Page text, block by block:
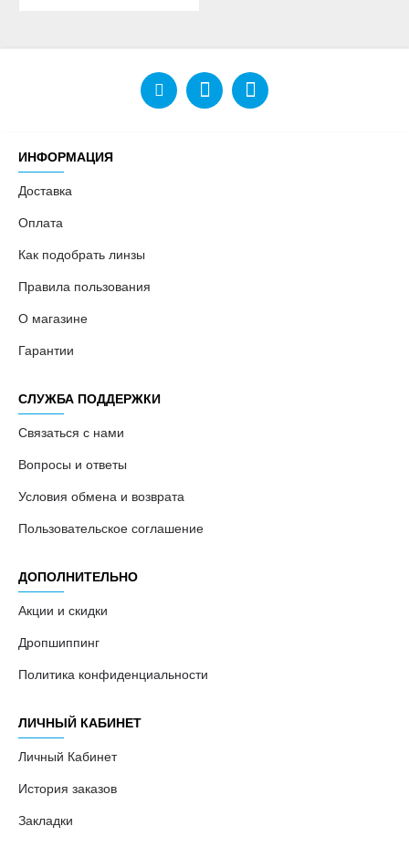
ИНФОРМАЦИЯ
Доставка
Оплата
Как подобрать линзы
Правила пользования
О магазине
Гарантии
СЛУЖБА ПОДДЕРЖКИ
Связаться с нами
Вопросы и ответы
Условия обмена и возврата
Пользовательское соглашение
ДОПОЛНИТЕЛЬНО
Акции и скидки
Дропшиппинг
Политика конфиденциальности
ЛИЧНЫЙ КАБИНЕТ
Личный Кабинет
История заказов
Закладки